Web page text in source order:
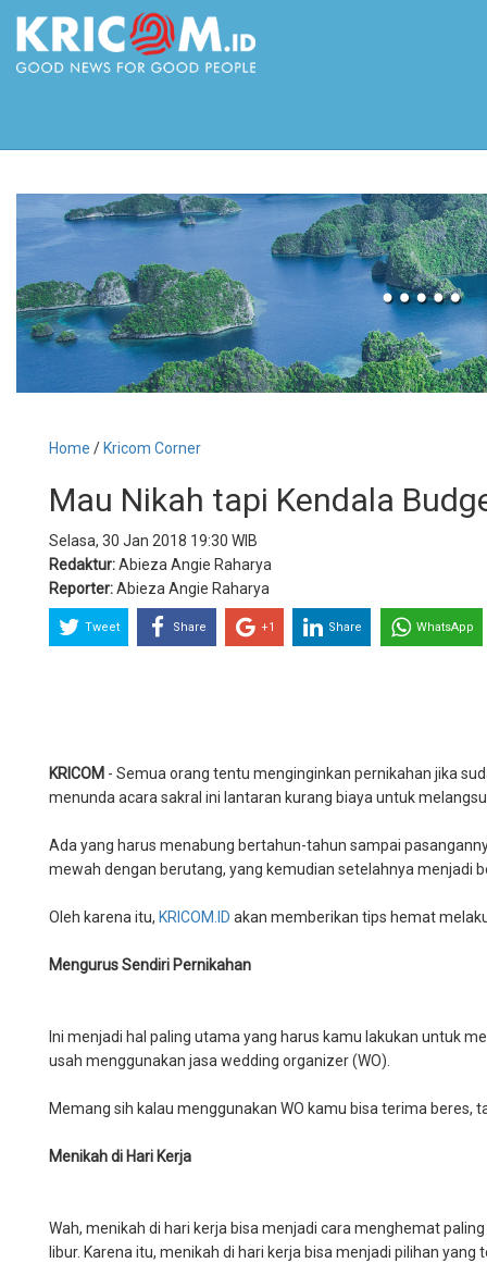
Home / Kricom Corner
Mau Nikah tapi Kendala
Selasa, 30 Jan 2018 19:30 WIB
Redaktur:Abieza Angie Raharya
Reporter:Abieza Angie Raharya
Tweet Share +1 Share WhatsApp
KRICOM - Semua orang tentu menginginkan pernikahan jika
menunda acara sakral ini lantaran kurang biaya untuk
Ada yang harus menabung bertahun-tahun sampai
mewah dengan berutang, yang kemudian setelahnya menjadi
Oleh karena itu, KRICOM.ID akan memberikan tips hemat
Mengurus Sendiri Pernikahan
Ini menjadi hal paling utama yang harus kamu lakukan untuk
usah menggunakan jasa wedding organizer (WO).
Memang sih kalau menggunakan WO kamu bisa terima
Menikah di Hari Kerja
Wah, menikah di hari kerja bisa menjadi cara menghemat
libur. Karena itu, menikah di hari kerja bisa menjadi pilihan yang